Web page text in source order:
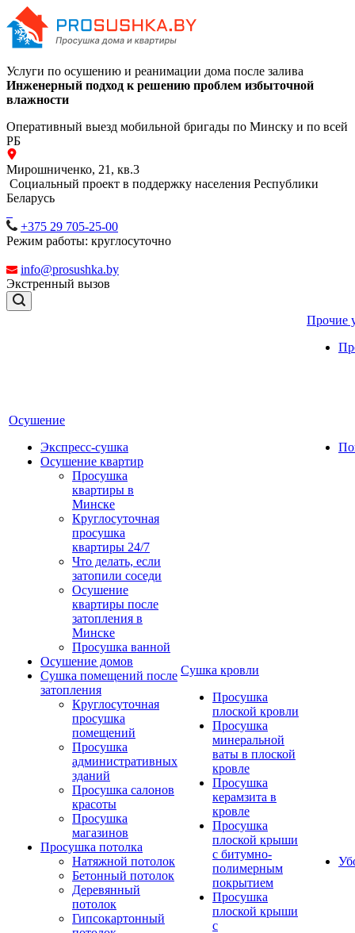
Услуги по осушению и реанимации дома после залива
Инженерный подход к решению проблем избыточной
влажности
Оперативный выезд мобильной бригады по Минску и по всей
РБ
Мирошниченко, 21, кв.3
Социальный проект в поддержку населения Республики
Беларусь
+375 29 705-25-00
Режим работы: круглосуточно
info@prosushka.by
Экстренный вызов
Осушение
Экспресс-сушка
Осушение квартир
Просушка
квартиры в
Минске
Круглосуточная
просушка
квартиры 24/7
Что делать, если
затопили соседи
Осушение
квартиры после
затопления в
Минске
Просушка ванной
Осушение домов
Сушка помещений после
затопления
Круглосуточная
просушка
помещений
Просушка
административных
зданий
Просушка салонов
красоты
Просушка
магазинов
Просушка потолка
Натяжной потолок
Бетонный потолок
Деревянный
потолок
Гипсокартонный
Сушка кровли
Просушка
плоской кровли
Просушка
минеральной
ваты в плоской
кровле
Просушка
керамзита в
кровле
Просушка
плоской крыши
с битумно-
полимерным
покрытием
Просушка
плоской крыши
с
Прочие